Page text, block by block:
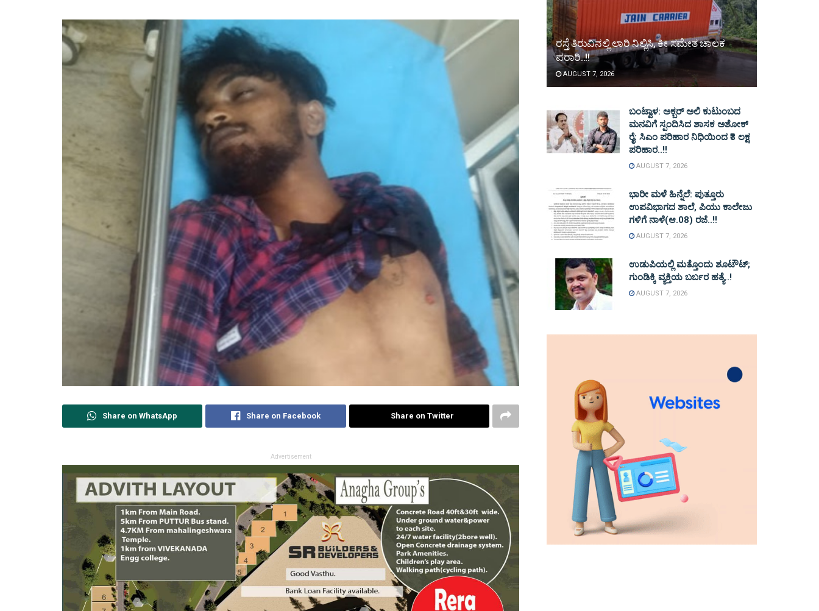
Share on WhatsApp Share on Facebook Share on Twitter
Advertisement
ರಸ್ತೆ ತಿರುವಿನಲ್ಲಿ ಲಾರಿ ನಿಲ್ಲಿಸಿ, ಕೀ ಸಮೇತ ಚಾಲಕ
ಪರಾರಿ..!!
AUGUST 7, 2026
ಬಂಟ್ವಾಳ: ಅಕ್ಬರ್ ಅಲಿ ಕುಟುಂಬದ
ಮನವಿಗೆ ಸ್ಪಂದಿಸಿದ ಶಾಸಕ ಅಶೋಕ್
ರೈ: ಸಿಎಂ ಪರಿಹಾರ ನಿಧಿಯಿಂದ ₹3 ಲಕ್ಷ
ಪರಿಹಾರ..!!
AUGUST 7, 2026
ಭಾರೀ ಮಳೆ ಹಿನ್ನೆಲೆ: ಪುತ್ತೂರು
ಉಪವಿಭಾಗದ ಶಾಲೆ, ಪಿಯು ಕಾಲೇಜು
ಗಳಿಗೆ ನಾಳೆ(ಆ.08) ರಜೆ..!!
AUGUST 7, 2026
ಉಡುಪಿಯಲ್ಲಿ ಮತ್ತೊಂದು ಶೂಟೌಟ್‌;
ಗುಂಡಿಕ್ಕಿ ವ್ಯಕ್ತಿಯ ಬರ್ಬರ ಹತ್ಯೆ..!
AUGUST 7, 2026